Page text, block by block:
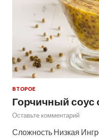
ВТОРОЕ
Горчичный соус
Оставьте комментарий
Сложность Низкая